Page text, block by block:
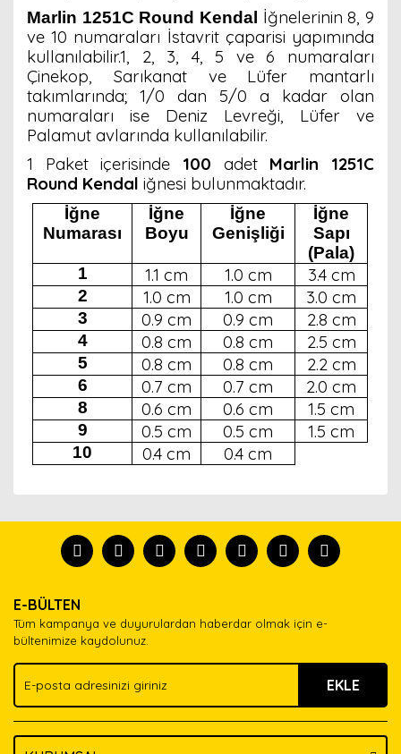
Marlin 1251C Round Kendal İğnelerinin 8, 9
ve 10 numaraları İstavrit çaparisi yapımında
kullanılabilir.1, 2, 3, 4, 5 ve 6 numaraları
Çinekop, Sarıkanat ve Lüfer mantarlı
takımlarında; 1/0 dan 5/0 a kadar olan
numaraları ise Deniz Levreği, Lüfer ve
Palamut avlarında kullanılabilir.
1 Paket içerisinde 100 adet Marlin 1251C
Round Kendal iğnesi bulunmaktadır.
İğne
Numarası
İğne
Boyu
İğne
Genişliği
İğne
Sapı
(Pala)
1
1.1 cm 1.0 cm 3.4 cm
2 1.0 cm 1.0 cm 3.0 cm
3 0.9 cm 0.9 cm 2.8 cm
4 0.8 cm 0.8 cm 2.5 cm
5 0.8 cm 0.8 cm 2.2 cm
6 0.7 cm 0.7 cm 2.0 cm
8 0.6 cm 0.6 cm 1.5 cm
9 0.5 cm 0.5 cm 1.5 cm
10 0.4 cm 0.4 cm
tanısın.
formunu kullanarak tarafımıza iletebilirsiniz.
Görüş ve önerileriniz için teşekkür ederiz.
Ürün açıklamasında eksik bilgiler bulunuyor.
Ürün bilgilerinde hatalar bulunuyor.
Ürün fiyatı diğer sitelerden daha pahalı.
Bu ürüne benzer farklı alternatifler olmalı.
E-BÜLTEN
Tüm kampanya ve duyurulardan haberdar olmak için e-
bültenimize kaydolunuz.
EKLE